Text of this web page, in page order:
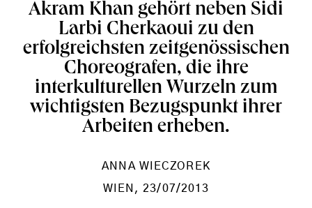
Akram Khan gehört neben Sidi
Larbi Cherkaoui zu den
erfolgreichsten zeitgenössischen
Choreografen, die ihre
interkulturellen Wurzeln zum
wichtigsten Bezugspunkt ihrer
Arbeiten erheben.
ANNA WIECZOREK
WIEN , 23/07/2013